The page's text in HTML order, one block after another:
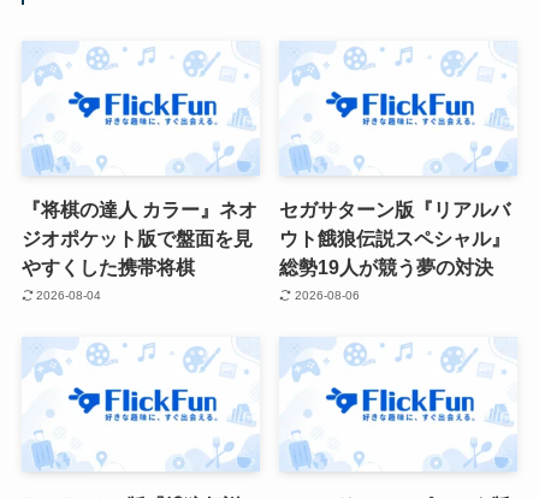
『将棋の達人 カラー』ネオ
ジオポケット版で盤面を見
やすくした携帯将棋
2026-08-04
セガサターン版『リアルバ
ウト餓狼伝説スペシャル』
総勢19人が競う夢の対決
2026-08-06